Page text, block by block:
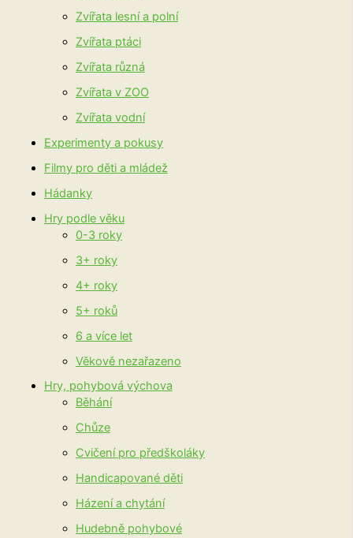
Zvířata lesní a polní
Zvířata ptáci
Zvířata různá
Zvířata v ZOO
Zvířata vodní
Experimenty a pokusy
Filmy pro děti a mládež
Hádanky
Hry podle věku
0-3 roky
3+ roky
4+ roky
5+ roků
6 a více let
Věkově nezařazeno
Hry, pohybová výchova
Běhání
Chůze
Cvičení pro předškoláky
Handicapované děti
Házení a chytání
Hudebně pohybové